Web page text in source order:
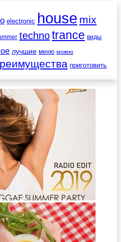
electronic house mix
technotrance виды
лучшие меню можно
приготовить